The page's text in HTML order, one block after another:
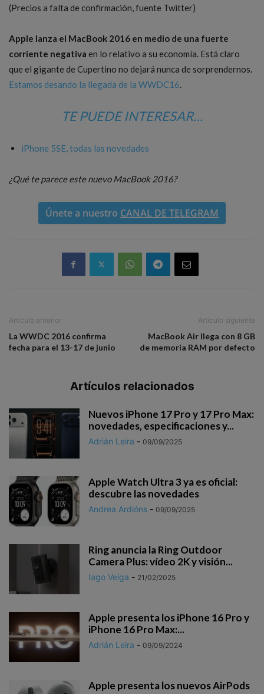
(Precios a falta de confirmación, fuente Twitter)
Apple lanza el MacBook 2016 en medio de una fuerte
corriente negativa en lo relativo a su economía. Está claro
que el gigante de Cupertino no dejará nunca de sorprendernos.
Estamos desando la llegada de la WWDC16.
TE PUEDE INTERESAR…
iPhone 5SE, todas las novedades
¿Qué te parece este nuevo MacBook 2016?
Únete a nuestro CANAL DE TELEGRAM
Artículo anterior
La WWDC 2016 confirma
fecha para el 13-17 de junio
Artículo siguiente
MacBook Air llega con 8 GB
de memoria RAM por defecto
Artículos relacionados
Nuevos iPhone 17 Pro y 17 Pro Max:
novedades, especificaciones y...
Adrián Leira - 09/09/2025
Apple Watch Ultra 3 ya es oficial:
descubre las novedades
Andrea Ardións - 09/09/2025
Ring anuncia la Ring Outdoor
Camera Plus: vídeo 2K y visión...
Iago Veiga - 21/02/2025
Apple presenta los iPhone 16 Pro y
iPhone 16 Pro Max:...
Adrián Leira - 09/09/2024
Apple presenta los nuevos AirPods